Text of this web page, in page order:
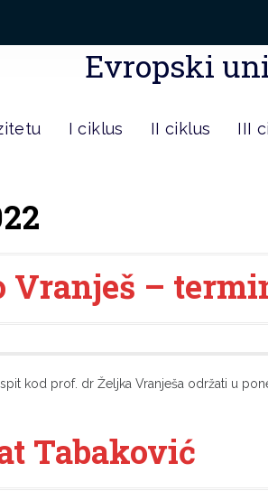
Evropski
I ciklus II ciklus III
Vranješ –
kod prof. dr Željka Vranješa održati u
Tabaković